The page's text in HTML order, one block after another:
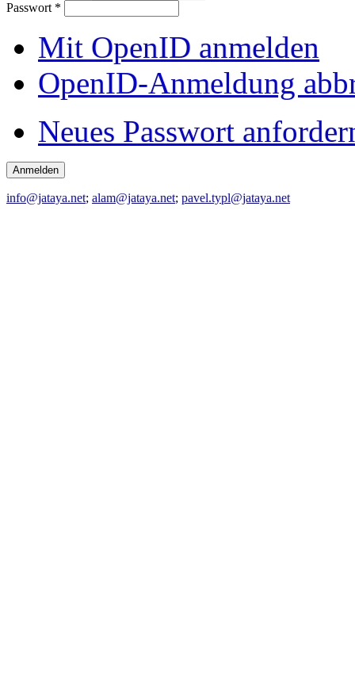
Passwort *
Mit OpenID anmelden
OpenID-Anmeldung
Neues Passwort
info@jataya.net; alam@jataya.net; pavel.typl@jataya.net